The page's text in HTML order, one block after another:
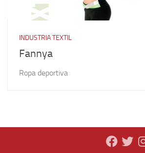
INDUSTRIA TEXTIL
Fannya
Ropa deportiva